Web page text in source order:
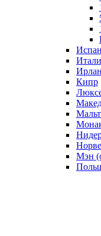
Кипр
Мэн